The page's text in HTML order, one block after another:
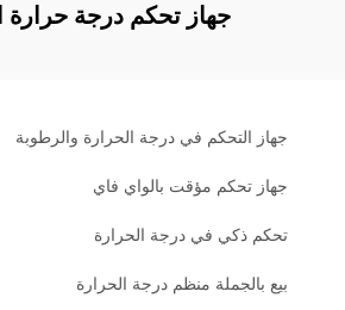
جهاز تحكم درجة حرارة
جهاز التحكم في درجة الحرارة والرطوبة
جهاز تحكم مؤقت بالواي فاي
تحكم ذكي في درجة الحرارة
بيع بالجملة منظم درجة الحرارة